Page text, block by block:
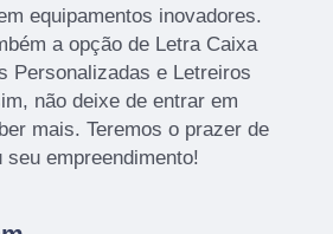
equipamentos inovadores.
a opção de Letra Caixa
Personalizadas e Letreiros
não deixe de entrar em
mais. Teremos o prazer de
seu empreendimento!